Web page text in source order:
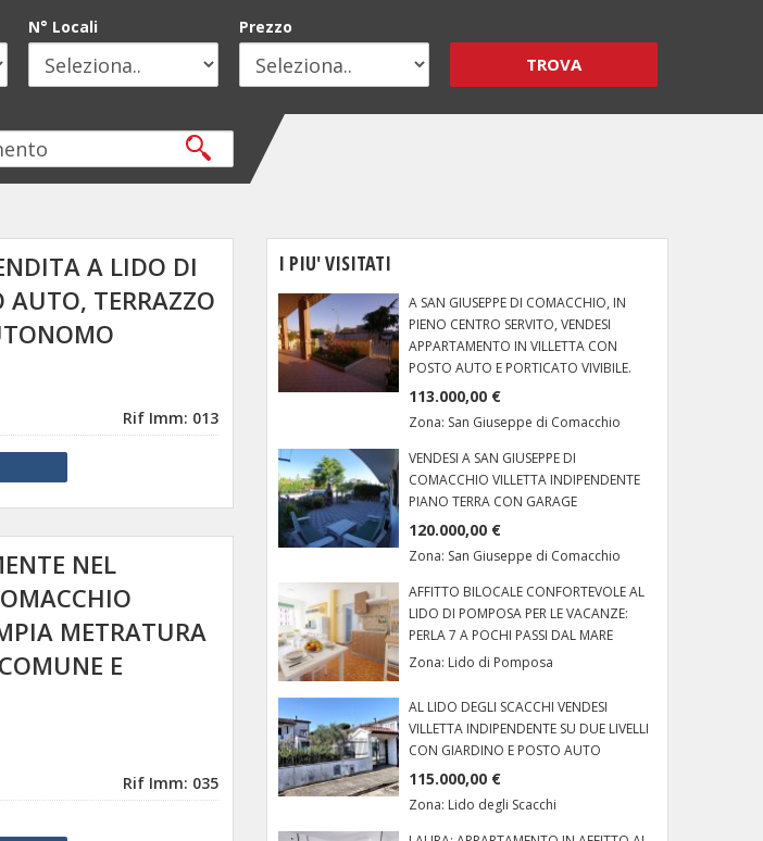
N° Locali Prezzo
TROVA
A LIDO DI
AUTO, TERRAZZO
Rif Imm: 013
NEL
METRATURA
E
Rif Imm: 035
I PIU' VISITATI
A SAN GIUSEPPE DI COMACCHIO, IN
PIENO CENTRO SERVITO, VENDESI
APPARTAMENTO IN VILLETTA CON
POSTO AUTO E PORTICATO VIVIBILE.
113.000,00 €
Zona: San Giuseppe di Comacchio
VENDESI A SAN GIUSEPPE DI
COMACCHIO VILLETTA INDIPENDENTE
PIANO TERRA CON GARAGE
120.000,00 €
Zona: San Giuseppe di Comacchio
AFFITTO BILOCALE CONFORTEVOLE AL
LIDO DI POMPOSA PER LE VACANZE:
PERLA 7 A POCHI PASSI DAL MARE
Zona: Lido di Pomposa
AL LIDO DEGLI SCACCHI VENDESI
VILLETTA INDIPENDENTE SU DUE LIVELLI
CON GIARDINO E POSTO AUTO
115.000,00 €
Zona: Lido degli Scacchi